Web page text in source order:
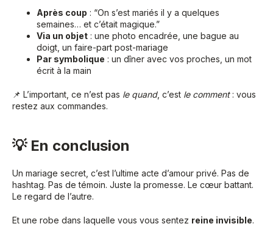
Après coup : “On s’est mariés il y a quelques
semaines… et c’était magique.”
Via un objet : une photo encadrée, une bague au
doigt, un faire-part post-mariage
Par symbolique : un dîner avec vos proches, un mot
écrit à la main
📌 L’important, ce n’est pas le quand, c’est le comment: vous
restez aux commandes.
💡 En conclusion
Un mariage secret, c’est l’ultime acte d’amour privé. Pas de
hashtag. Pas de témoin. Juste la promesse. Le cœur battant.
Le regard de l’autre.
Et une robe dans laquelle vous vous sentez reine invisible.